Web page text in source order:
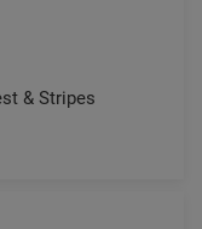
& Stripes